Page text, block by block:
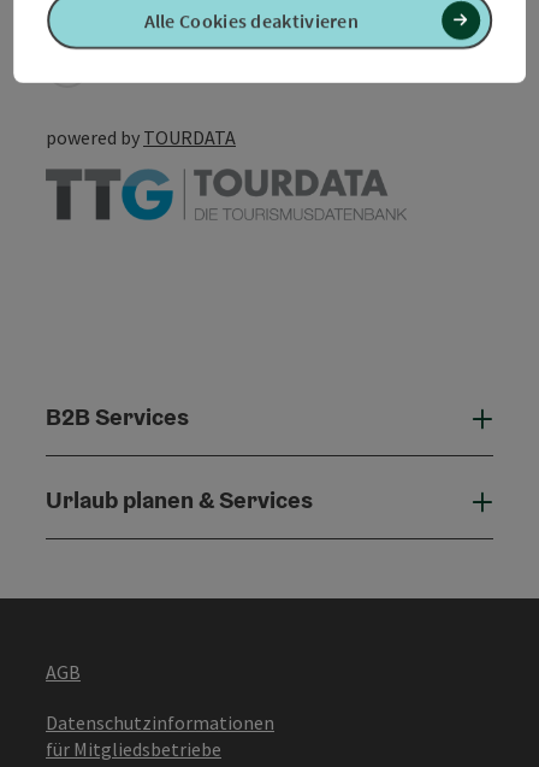
In der Nähe
powered by TOURDATA
B2B Services
Urlaub planen & Services
AGB
Datenschutzinformationen
für Mitgliedsbetriebe
Alle Cookies deaktivieren